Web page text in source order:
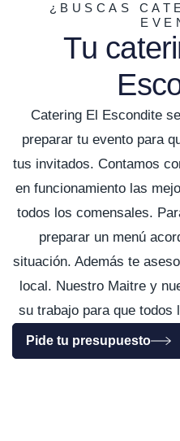
¿BUSCAS
Tu
Catering El Escondite
preparar tu evento para
tus invitados. Contamos
en funcionamiento las
todos los comensales.
preparar un menú
situación. Además te
local. Nuestro Maitre y
su trabajo para que todos
Pide tu presupuesto